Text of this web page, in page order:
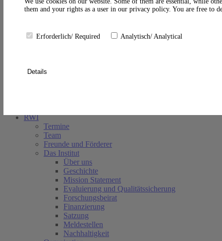
Suche schließen
RWI
Termine
Team
Freunde und Förderer
Das Institut
Über uns
Geschichte
Mission Statement
Evaluierung und Qualitätssicherung
Forschungsbeirat
Finanzierung
Satzung
Meldestellen
Nachhaltigkeit
them and your rights as a user in our privacy policy. You are free to
Erforderlich/ Required Analytisch/ Analytical
Details